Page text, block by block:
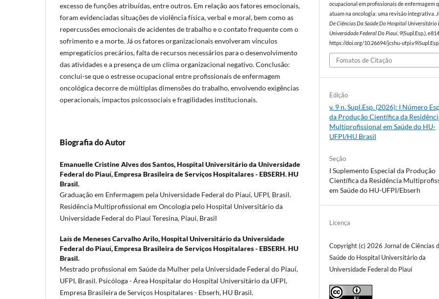
excesso de funções atribuídas, entre outros. Em relação aos fatores emocionais,
foram evidenciadas situações de violência física, verbal e moral, bem como as
repercussões emocionais de acidentes de trabalho e o contato frequente com o
sofrimento e a morte. Já os fatores organizacionais envolveram vínculos
empregatícios precários, falta de recursos necessários para o desenvolvimento
das atividades e a presença de um clima organizacional negativo. Conclusão:
conclui-se que o estresse ocupacional entre profissionais de enfermagem
oncológica decorre de múltiplas dimensões do trabalho, envolvendo exigências
operacionais, impactos psicossociais e fragilidades institucionais.
Biografia do Autor
Emanuelle Cristine Alves dos Santos,Hospital Universitário da Universidade
Federal do Piauí, Empresa Brasileira de Serviços Hospitalares - EBSERH. HU
Brasil.
Graduação em Enfermagem pela Universidade Federal do Piauí, UFPI, Brasil.
Residência Multiprofissional em Oncologia pelo Hospital Universitário da
Universidade Federal do Piauí Teresina, Piauí, Brasil
Laís de Meneses Carvalho Arilo,Hospital Universitário da Universidade
Federal do Piauí, Empresa Brasileira de Serviços Hospitalares - EBSERH. HU
Brasil.
Mestrado profissional em Saúde da Mulher pela Universidade Federal do Piauí,
UFPI, Brasil. Psicóloga - Área Hospitalar do Hospital Universitário da UFPI,
Empresa Brasileira de Serviços Hospitalares - Ebserh, HU Brasil.
ocupacional em profissionais de enfermagem
atuam na oncologia: uma revisão integrativa.
De Ciências Da Saúde Do Hospital Universitário
Universidade Federal Do Piauí 9(Supl.Esp.),
https://doi.org/10.26694/jcshu-
Fomatos de Citação
Edição
v. 9 n. Supl.Esp. (2026): I Número
da Produção Científica da
Multiprofissional em Saúde do HU-
UFPI/HU Brasil
Seção
I Suplemento Especial da Produção
Científica da Residência
em Saúde do HU-UFPI/Ebserh
Licença
Copyright (c) 2026 Jornal de Ciências
Saúde do Hospital Universitário da
Universidade Federal do Piauí